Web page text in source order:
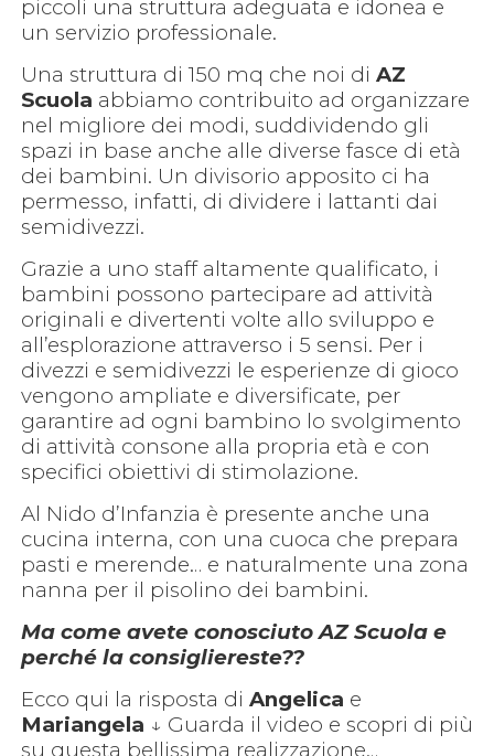
piccoli una struttura adeguata e idonea e
un servizio professionale.
Una struttura di 150 mq che noi di AZ
Scuola abbiamo contribuito ad organizzare
nel migliore dei modi, suddividendo gli
spazi in base anche alle diverse fasce di età
dei bambini. Un divisorio apposito ci ha
permesso, infatti, di dividere i lattanti dai
semidivezzi.
Grazie a uno staff altamente qualificato, i
bambini possono partecipare ad attività
originali e divertenti volte allo sviluppo e
all’esplorazione attraverso i 5 sensi. Per i
divezzi e semidivezzi le esperienze di gioco
vengono ampliate e diversificate, per
garantire ad ogni bambino lo svolgimento
di attività consone alla propria età e con
specifici obiettivi di stimolazione.
Al Nido d’Infanzia è presente anche una
cucina interna, con una cuoca che prepara
pasti e merende… e naturalmente una zona
nanna per il pisolino dei bambini.
Ma come avete conosciuto AZ Scuola e
perché la consigliereste??
Ecco qui la risposta di Angelica e
Mariangela ↓ Guarda il video e scopri di più
su questa bellissima realizzazione…